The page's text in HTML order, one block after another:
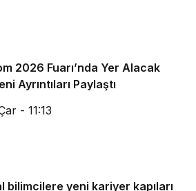
2026 Fuarı’nda Yer Alacak
Ayrıntıları Paylaştı
- 11:13
bilimcilere yeni kariyer kapıları